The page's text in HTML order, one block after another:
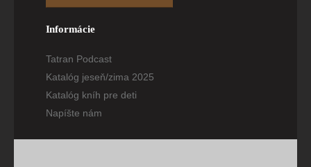
Informácie
Tatran Podcast
Katalóg jeseň/zima 2025
Katalóg kníh pre deti
Napíšte nám